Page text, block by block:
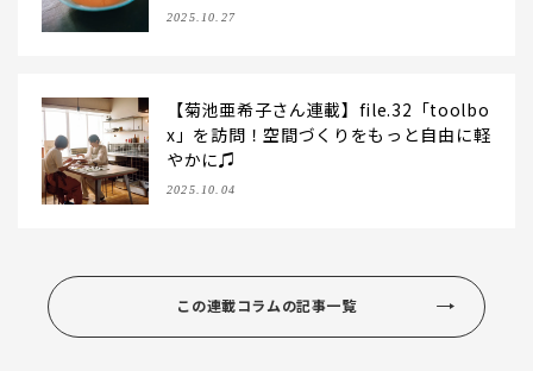
2025.10.27
【菊池亜希子さん連載】file.32「toolbo
x」を訪問！空間づくりをもっと自由に軽
やかに♫
2025.10.04
この連載コラムの記事一覧